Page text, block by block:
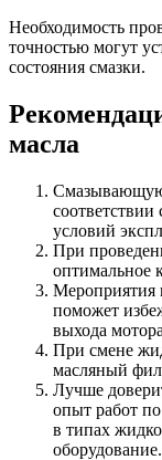
Необходимость
точностью могут
состояния смазки.
масла
Смазывающую
соответствии
условий
При
оптимальное
Мероприятия
поможет
выхода
При смене
масляный
Лучше
опыт работ
в типах
оборудование.